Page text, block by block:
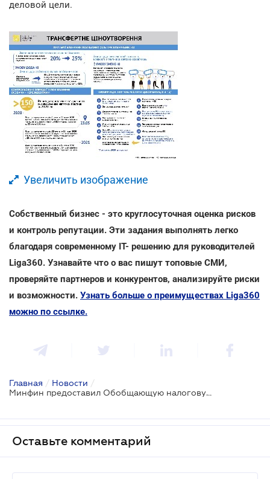
деловой цели.
Увеличить изображение
Собственный бизнес - это круглосуточная оценка рисков
и контроль репутации. Эти задания выполнять легко
благодаря современному IT- решению для руководителей
Liga360. Узнавайте что о вас пишут топовые СМИ,
проверяйте партнеров и конкурентов, анализируйте риски
и возможности. Узнать больше о преимуществах Liga360
можно по ссылке.
Главная / Новости /
Минфин предоставил Обобщающую налоговую консультацию относительно ТЦО
Оставьте комментарий